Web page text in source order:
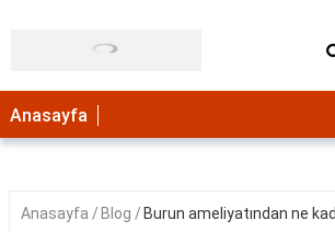
Anasayfa
Anasayfa Blog Burun ameliyatından ne